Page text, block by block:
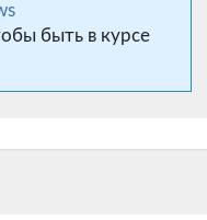
быть в курсе